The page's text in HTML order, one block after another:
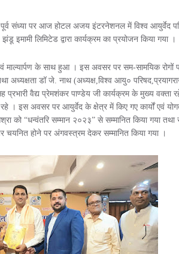
संध्या पर आज होटल अजय इंटरनेशनल में विश्व आयुर्वेद
इमामी लिमिटेड द्वारा कार्यक्रम का प्रयोजन किया गया ।
माल्यार्पण के साथ हुआ । इस अवसर पर सम-सामयिक रोगों
अध्यक्षता डॉ जे. नाथ (अध्यक्ष,विश्व आयु०
प्रभारी वैद्य प्रेमशंकर पाण्डेय जी कार्यक्रम के मुख्य वक्ता
रहे । इस अवसर पर आयुर्वेद के क्षेत्र में किए गए कार्यों एवं
को “धन्वंतरि सम्मान २०२३” से सम्मानित किया गया तथा
चयनित होने पर अंगवस्त्रम देकर सम्मानित किया गया ।